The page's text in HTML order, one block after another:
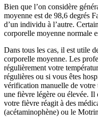
Bien que l’on considère
moyenne est de 98,6 degrés
d’un individu à l’autre.
corporelle moyenne normale
Dans tous les cas, il est utile
corporelle moyenne. Les
régulièrement votre
régulières ou si vous êtes
vérification manuelle de
une fièvre légère ou élevée. Il
votre fièvre réagit à des
(acétaminophène) ou le